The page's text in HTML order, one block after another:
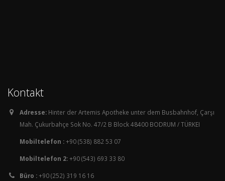
Kontakt
Adresse: Hinter der Artemis Apotheke unter dem Busbahnhof, Çarşı
Mah. Çukurbahçe Sok No. 47/2 B Block 48400 BODRUM / TÜRKEI
Mobiltelefon :+90 (538) 882 53 07
Mobiltelefon 2:+90 (543) 693 33 80
Büro :+90 (252) 319 16 16